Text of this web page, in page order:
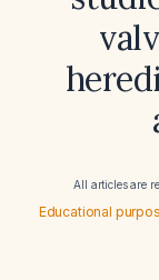
All articles are
Educational